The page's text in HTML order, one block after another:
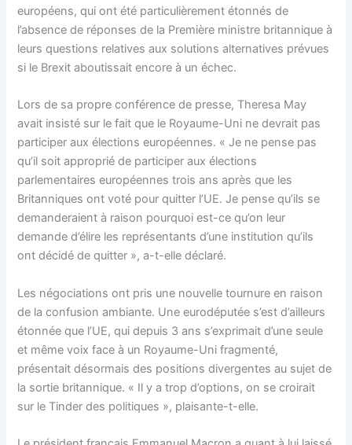
européens, qui ont été particulièrement étonnés de
l’absence de réponses de la Première ministre britannique à
leurs questions relatives aux solutions alternatives prévues
si le Brexit aboutissait encore à un échec.
Lors de sa propre conférence de presse, Theresa May
avait insisté sur le fait que le Royaume-Uni ne devrait pas
participer aux élections européennes. « Je ne pense pas
qu’il soit approprié de participer aux élections
parlementaires européennes trois ans après que les
Britanniques ont voté pour quitter l’UE. Je pense qu’ils se
demanderaient à raison pourquoi est-ce qu’on leur
demande d’élire les représentants d’une institution qu’ils
ont décidé de quitter », a-t-elle déclaré.
Les négociations ont pris une nouvelle tournure en raison
de la confusion ambiante. Une eurodéputée s’est d’ailleurs
étonnée que l’UE, qui depuis 3 ans s’exprimait d’une seule
et même voix face à un Royaume-Uni fragmenté,
présentait désormais des positions divergentes au sujet de
la sortie britannique. « Il y a trop d’options, on se croirait
sur le Tinder des politiques », plaisante-t-elle.